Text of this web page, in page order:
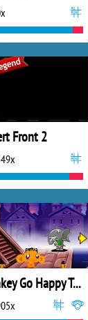
Front 2
Monkey Go Happy Talisman